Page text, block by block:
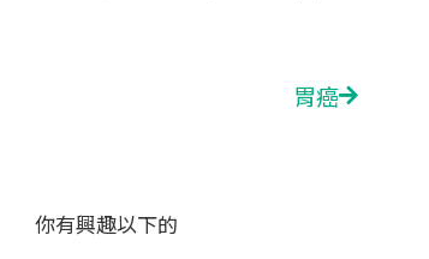
胃癌Next
你有興趣以下的